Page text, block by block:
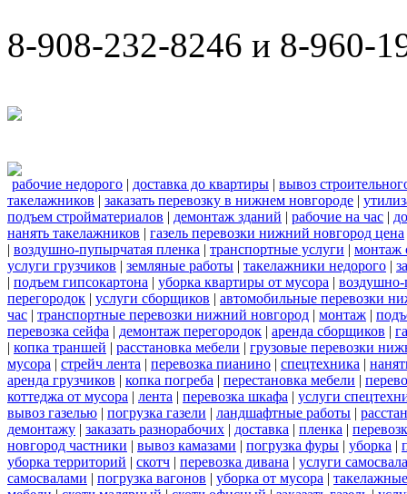
8-908-232-8246 и 8-960-
рабочие недорого | доставка до квартиры | вывоз
такелажников | заказать перевозку в нижнем новгороде |
подъем стройматериалов | демонтаж зданий | рабочие на час |
нанять такелажников | газель перевозки нижний новгород цена
| воздушно-пупырчатая пленка | транспортные услуги | монтаж
услуги грузчиков | земляные работы | такелажники недорого |
| подъем гипсокартона | уборка квартиры от мусора | воздушно-
перегородок | услуги сборщиков | автомобильные перевозки
час | транспортные перевозки нижний новгород | монтаж |
перевозка сейфа | демонтаж перегородок | аренда сборщиков |
| копка траншей | расстановка мебели | грузовые перевозки
мусора | стрейч лента | перевозка пианино | спецтехника |
аренда грузчиков | копка погреба | перестановка мебели |
коттеджа от мусора | лента | перевозка шкафа | услуги
вывоз газелью | погрузка газели | ландшафтные работы |
демонтажу | заказать разнорабочих | доставка | пленка |
новгород частники | вывоз камазами | погрузка фуры | уборка |
уборка территорий | скотч | перевозка дивана | услуги самосвала
самосвалами | погрузка вагонов | уборка от мусора |